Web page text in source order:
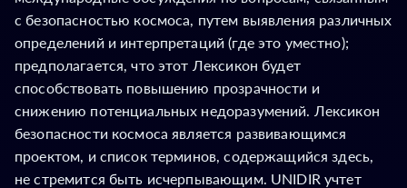
с безопасностью космоса, путем выявления различных
определений и интерпретаций (где это уместно);
предполагается, что этот Лексикон будет
способствовать повышению прозрачности и
снижению потенциальных недоразумений. Лексикон
безопасности космоса является развивающимся
проектом, и список терминов, содержащийся здесь,
не стремится быть исчерпывающим. UNIDIR учтет